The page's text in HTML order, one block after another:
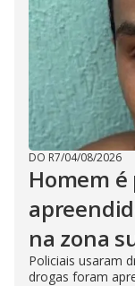
DO R7/04/08/2026
Homem
na zona
Policiais usaram
drogas foram